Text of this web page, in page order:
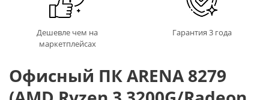
Дешевле чем на
маркетплейсах
Гарантия 3 года
Офисный ПК ARENA 8279